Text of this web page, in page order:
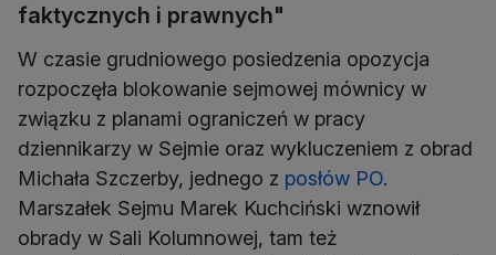
faktycznych i prawnych"
W czasie grudniowego posiedzenia opozycja
rozpoczęła blokowanie sejmowej mównicy w
związku z planami ograniczeń w pracy
dziennikarzy w Sejmie oraz wykluczeniem z obrad
Michała Szczerby, jednego z posłów PO.
Marszałek Sejmu Marek Kuchciński wznowił
obrady w Sali Kolumnowej, tam też